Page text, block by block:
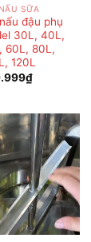
SỮA
đậu phụ
30L, 40L,
60L, 80L,
120L
₫